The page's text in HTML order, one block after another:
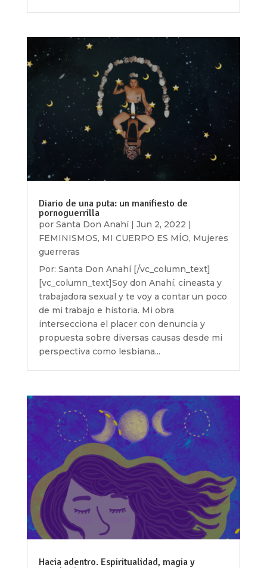
Diario de una puta: un manifiesto de
pornoguerrilla
por Santa Don Anahí| Jun 2, 2022
FEMINISMOS, MI CUERPO ES MÍO, Mujeres
guerreras
Por: Santa Don Anahí [/vc_column_text]
[vc_column_text]Soy don Anahí, cineasta y
trabajadora sexual y te voy a contar un poco
de mi trabajo e historia. Mi obra
intersecciona el placer con denuncia y
propuesta sobre diversas causas desde mi
perspectiva como lesbiana...
Hacia adentro. Espiritualidad, magia y